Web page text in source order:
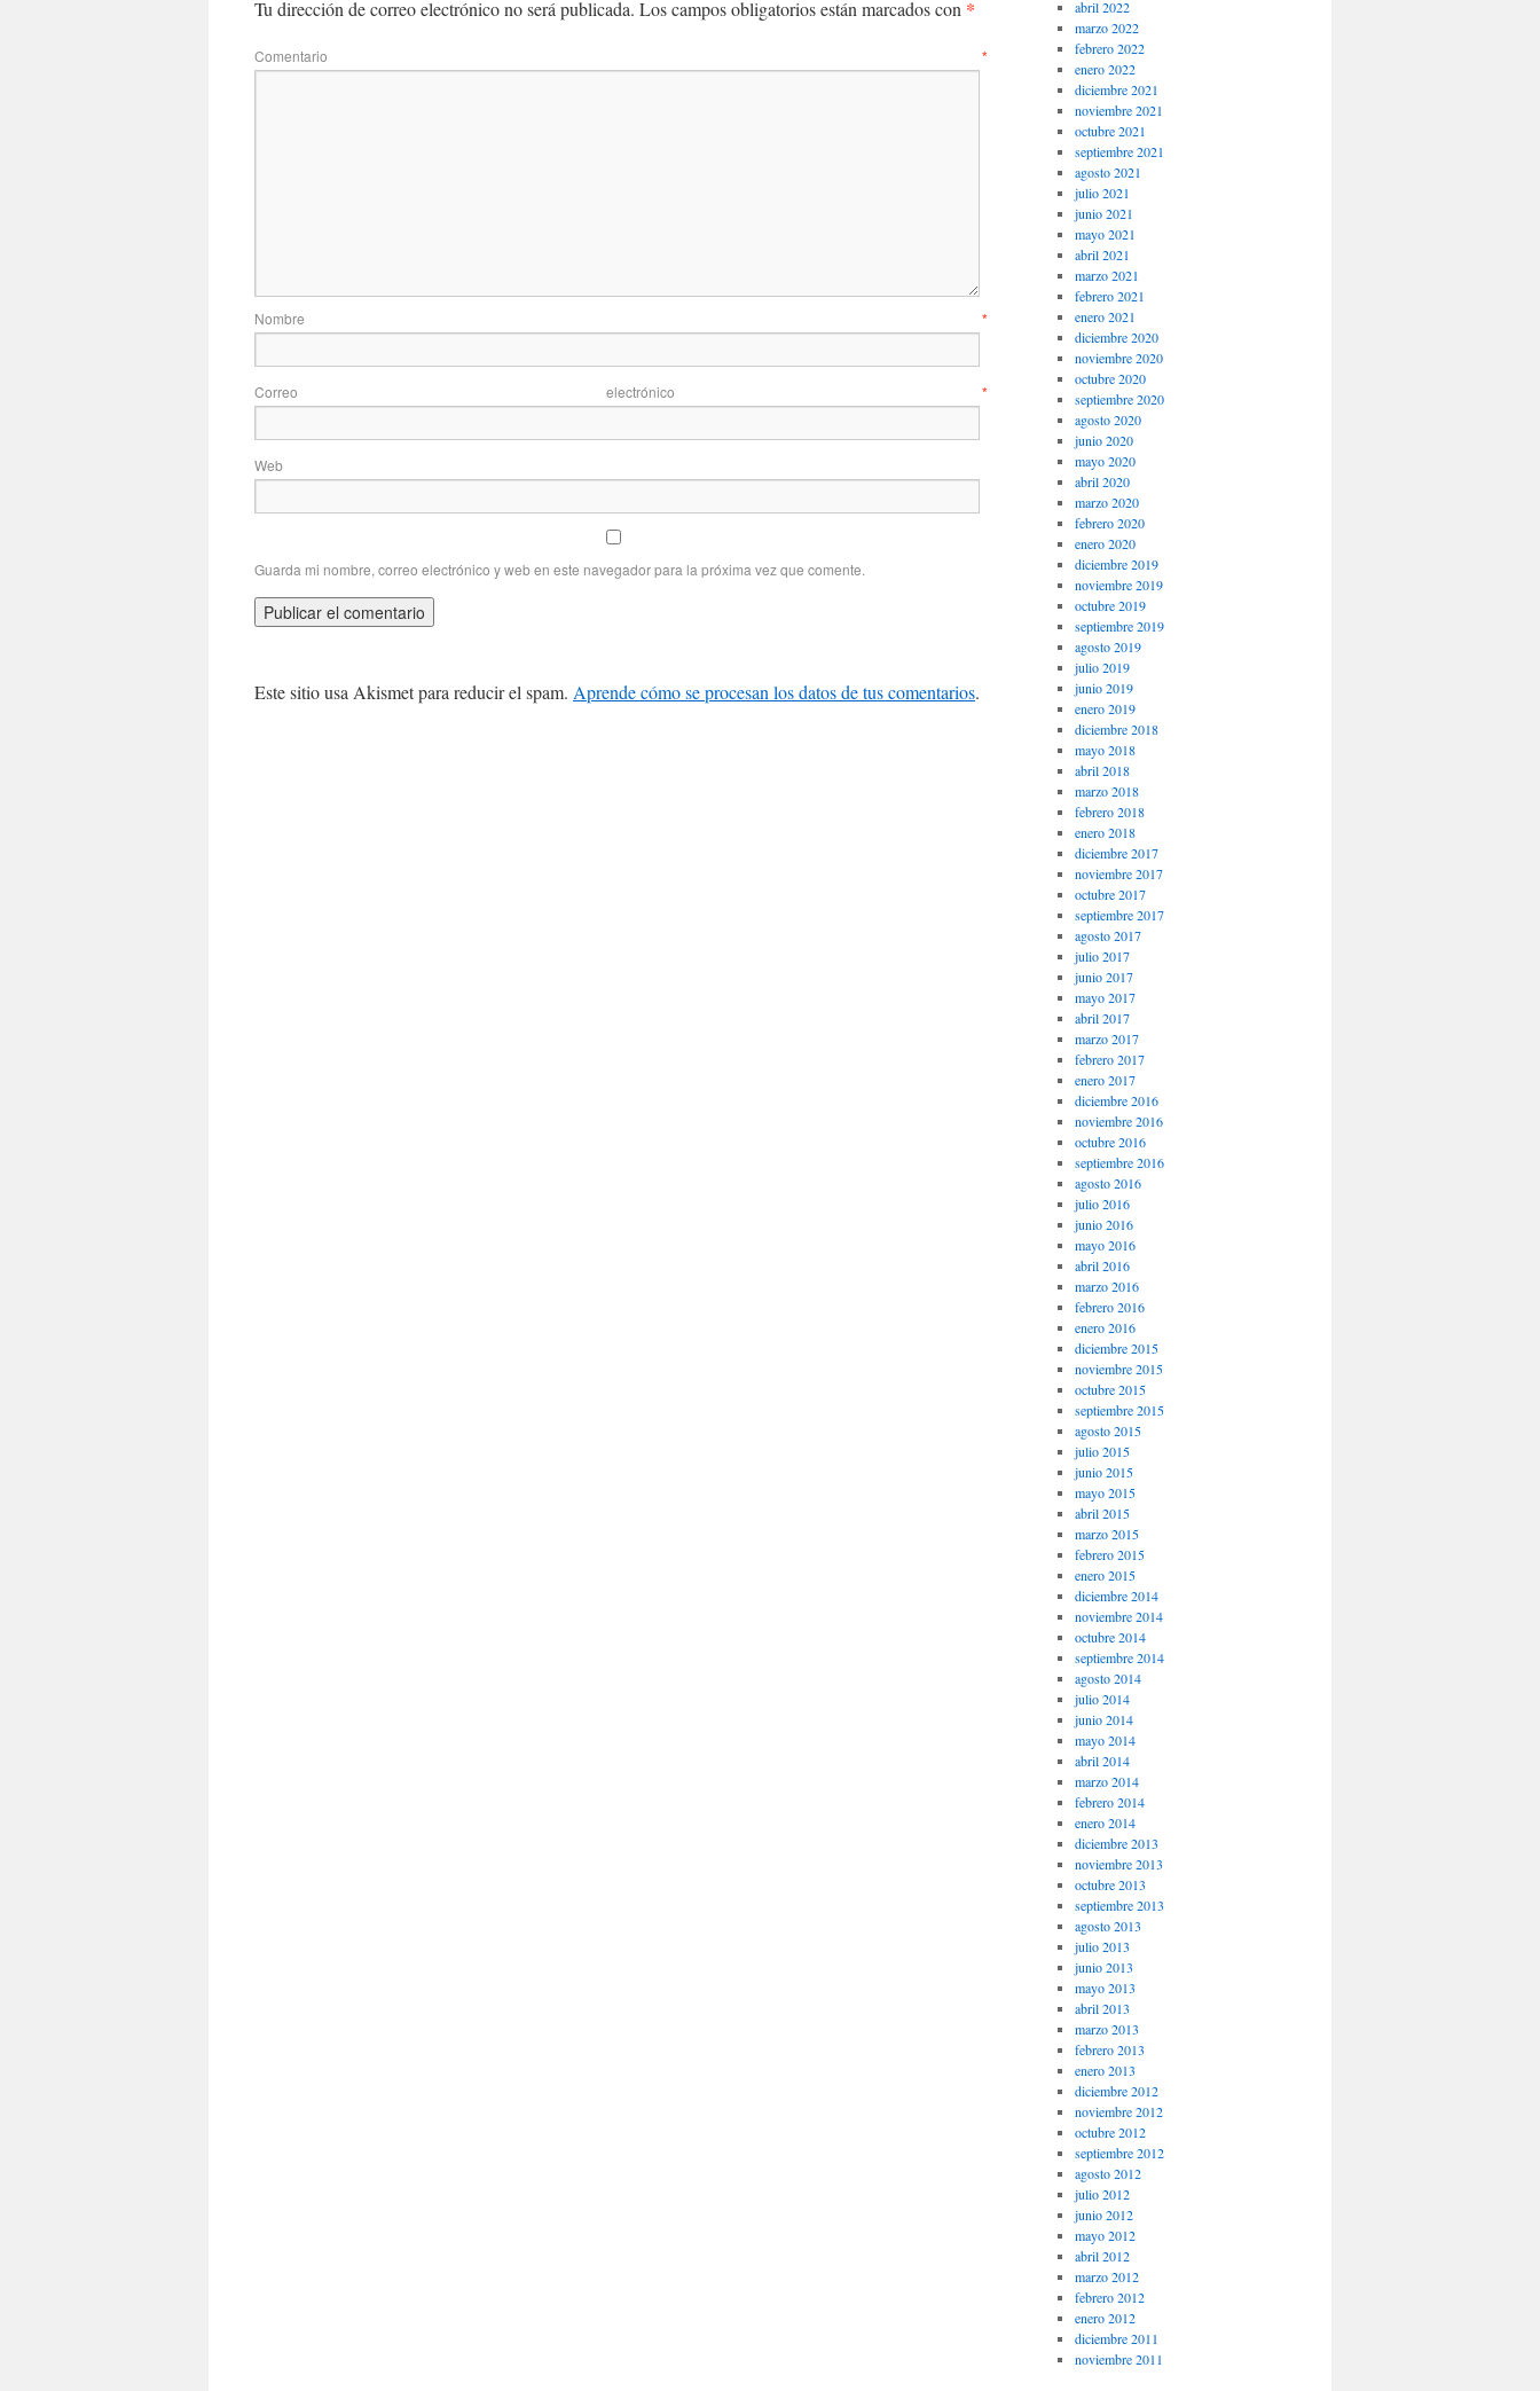
Tu dirección de correo electrónico no será publicada. Los campos obligatorios están marcados con *
Comentario *
Nombre *
Correo electrónico *
Web
Guarda mi nombre, correo electrónico y web en este navegador para la próxima vez que comente.
Este sitio usa Akismet para reducir el spam. Aprende cómo se procesan los datos de tus comentarios.
abril 2022
marzo 2022
febrero 2022
enero 2022
diciembre 2021
noviembre 2021
octubre 2021
septiembre 2021
agosto 2021
julio 2021
junio 2021
mayo 2021
abril 2021
marzo 2021
febrero 2021
enero 2021
diciembre 2020
noviembre 2020
octubre 2020
septiembre 2020
agosto 2020
junio 2020
mayo 2020
abril 2020
marzo 2020
febrero 2020
enero 2020
diciembre 2019
noviembre 2019
octubre 2019
septiembre 2019
agosto 2019
julio 2019
junio 2019
enero 2019
diciembre 2018
mayo 2018
abril 2018
marzo 2018
febrero 2018
enero 2018
diciembre 2017
noviembre 2017
octubre 2017
septiembre 2017
agosto 2017
julio 2017
junio 2017
mayo 2017
abril 2017
marzo 2017
febrero 2017
enero 2017
diciembre 2016
noviembre 2016
octubre 2016
septiembre 2016
agosto 2016
julio 2016
junio 2016
mayo 2016
abril 2016
marzo 2016
febrero 2016
enero 2016
diciembre 2015
noviembre 2015
octubre 2015
septiembre 2015
agosto 2015
julio 2015
junio 2015
mayo 2015
abril 2015
marzo 2015
febrero 2015
enero 2015
diciembre 2014
noviembre 2014
octubre 2014
septiembre 2014
agosto 2014
julio 2014
junio 2014
mayo 2014
abril 2014
marzo 2014
febrero 2014
enero 2014
diciembre 2013
noviembre 2013
octubre 2013
septiembre 2013
agosto 2013
julio 2013
junio 2013
mayo 2013
abril 2013
marzo 2013
febrero 2013
enero 2013
diciembre 2012
noviembre 2012
octubre 2012
septiembre 2012
agosto 2012
julio 2012
junio 2012
mayo 2012
abril 2012
marzo 2012
febrero 2012
enero 2012
diciembre 2011
noviembre 2011